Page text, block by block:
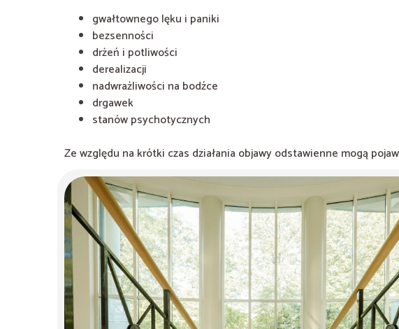
gwałtownego lęku i paniki
bezsenności
drżeń i potliwości
derealizacji
nadwrażliwości na bodźce
drgawek
stanów psychotycznych
Ze względu na krótki czas działania objawy odstawienne mogą